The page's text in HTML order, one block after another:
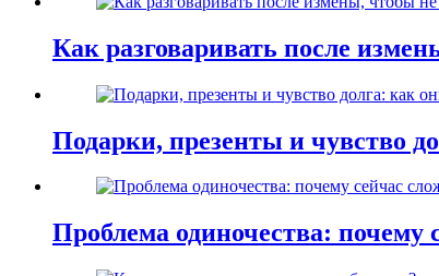
Как разговаривать после
Подарки, презенты и чувство
Проблема одиночества: